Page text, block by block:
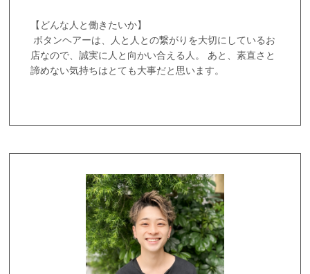
【どんな人と働きたいか】
ボタンヘアーは、人と人との繋がりを大切にしているお
店なので、誠実に人と向かい合える人。 あと、素直さと
諦めない気持ちはとても大事だと思います。